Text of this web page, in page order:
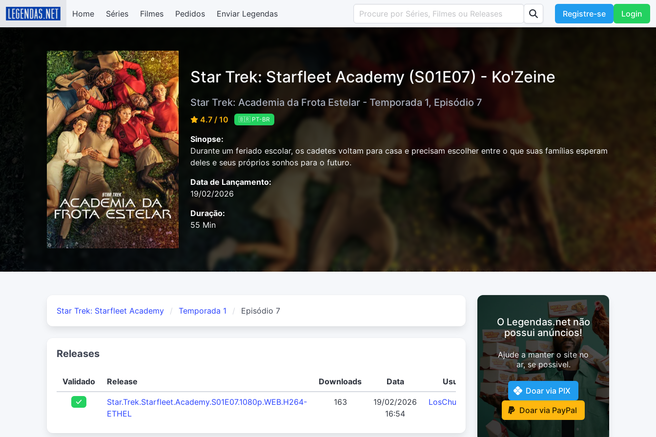
Home Séries Filmes Pedidos Enviar Legendas Registre-se Login
Star Trek: Starfleet Academy (S01E07) - Ko'Zeine
Star Trek: Academia da Frota Estelar - Temporada 1, Episódio 7
4.7 / 10 🇧🇷 PT-BR
Sinopse:
Durante um feriado escolar, os cadetes voltam para casa e precisam escolher entre o que suas famílias esperam
deles e seus próprios sonhos para o futuro.
Data de Lançamento:
19/02/2026
Duração:
55 Min
Star Trek: Starfleet Academy Temporada 1 Episódio 7
Releases
Validado Release Downloads Data Usuário
Star.Trek.Starfleet.Academy.S01E07.1080p.WEB.H264-
ETHEL
163
19/02/2026
16:54
LosChulosTeam
O Legendas.net não
possui anúncios!
Ajude a manter o site no
ar, se possivel.
Doar via PIX
Doar via PayPal